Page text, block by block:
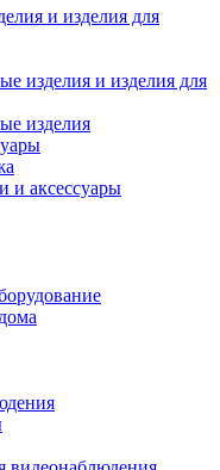
и изделия для
изделия и изделия для
изделия
и аксессуары